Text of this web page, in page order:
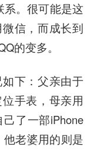
系。很可能是这
信，而成长到
的变多。
下：父亲由于
手表，母亲用
了一部iPhone
他老婆用的则是